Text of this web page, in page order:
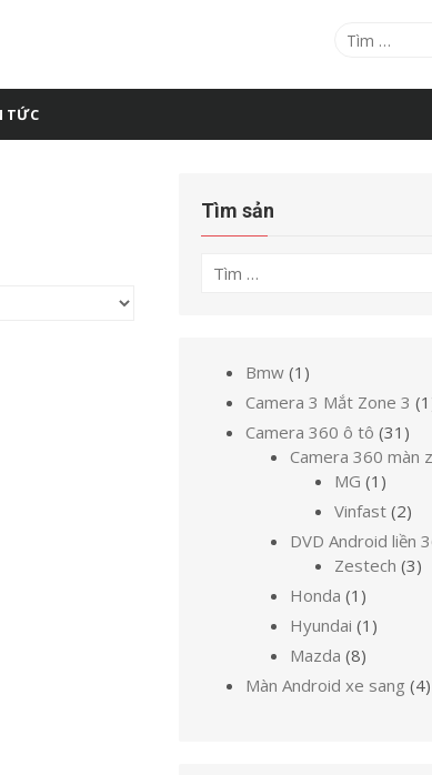
Tìm
quả
TỨC
Tìm sản
Tìm
Bmw 1 1
sản
Camera 3 Mắt Zone 3 1
Camera 360 ô tô 31 31
sản
Camera 360 màn
MG 1 1
sản
phẩm
Vinfast 22
sản
DVD Android liền
Zestech 33
Honda 1 1
sản
Hyundai 1 1
Mazda 88
sản
phẩm
Màn Android xe sang 44